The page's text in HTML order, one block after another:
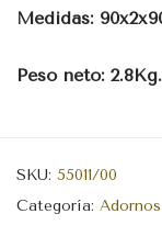
Medidas:
Peso neto: 2.8Kg.
SKU: 55011/00
Categoría: